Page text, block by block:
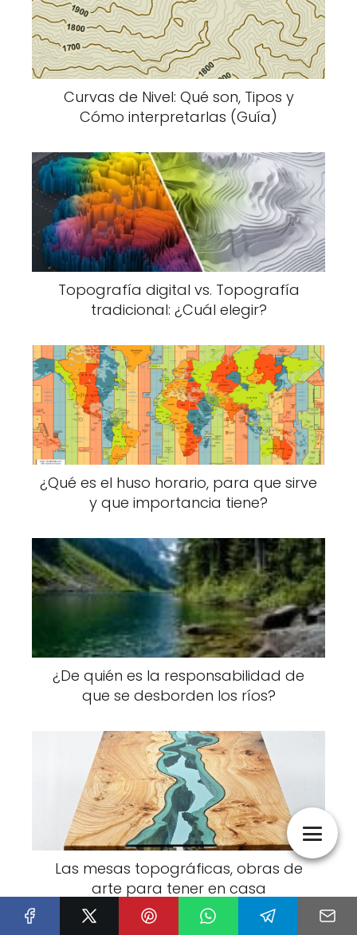
Curvas de Nivel: Qué son, Tipos y
Cómo interpretarlas (Guía)
Topografía digital vs. Topografía
tradicional: ¿Cuál elegir?
¿Qué es el huso horario, para que sirve
y que importancia tiene?
¿De quién es la responsabilidad de
que se desborden los ríos?
Las mesas topográficas, obras de
arte para tener en casa